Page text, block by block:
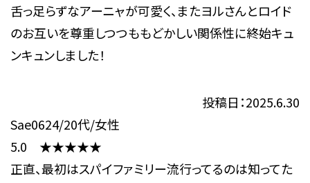
舌っ足らずなアーニャが可愛く、またヨルさんとロイド
のお互いを尊重しつつももどかしい関係性に終始キュ
ンキュンしました！
投稿日：2025.6.30
Sae0624/20代/女性
5.0 ★★★★★
正直、最初はスパイファミリー流行ってるのは知ってた